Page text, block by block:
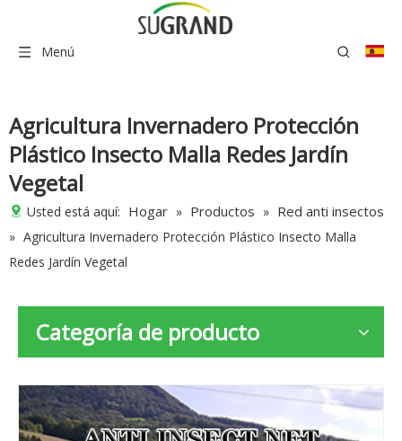
Menú
Agricultura Invernadero Protección
Plástico Insecto Malla Redes Jardín
Vegetal
Usted está aquí: Hogar » Productos » Red anti insectos
» Agricultura Invernadero Protección Plástico Insecto Malla
Redes Jardín Vegetal
Categoría de producto